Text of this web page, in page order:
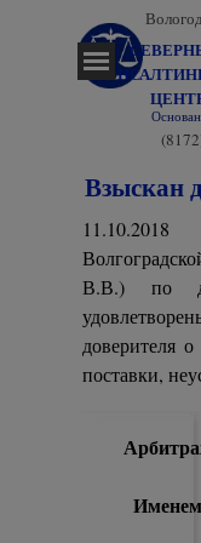
Перейти к контенту
Пропустить
Взыскан
В.В.) по
доверителя
поставки,